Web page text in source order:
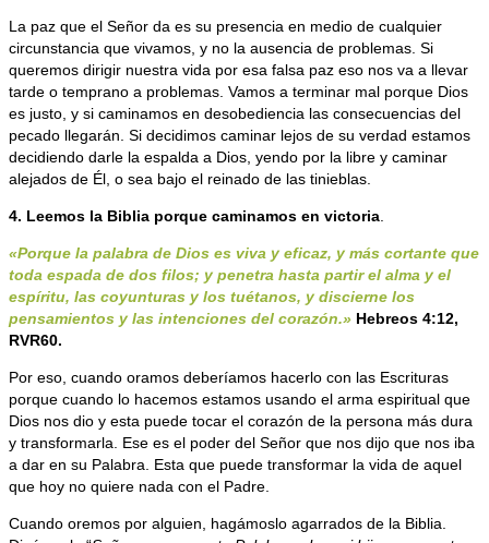
La paz que el Señor da es su presencia en medio de cualquier
circunstancia que vivamos, y no la ausencia de problemas. Si
queremos dirigir nuestra vida por esa falsa paz eso nos va a llevar
tarde o temprano a problemas. Vamos a terminar mal porque Dios
es justo, y si caminamos en desobediencia las consecuencias del
pecado llegarán. Si decidimos caminar lejos de su verdad estamos
decidiendo darle la espalda a Dios, yendo por la libre y caminar
alejados de Él, o sea bajo el reinado de las tinieblas.
4. Leemos la Biblia porque caminamos en victoria.
«Porque la palabra de Dios es viva y eficaz, y más cortante que
toda espada de dos filos; y penetra hasta partir el alma y el
espíritu, las coyunturas y los tuétanos, y discierne los
pensamientos y las intenciones del corazón.» Hebreos 4:12,
RVR60.
Por eso, cuando oramos deberíamos hacerlo con las Escrituras
porque cuando lo hacemos estamos usando el arma espiritual que
Dios nos dio y esta puede tocar el corazón de la persona más dura
y transformarla. Ese es el poder del Señor que nos dijo que nos iba
a dar en su Palabra. Esta que puede transformar la vida de aquel
que hoy no quiere nada con el Padre.
Cuando oremos por alguien, hagámoslo agarrados de la Biblia.